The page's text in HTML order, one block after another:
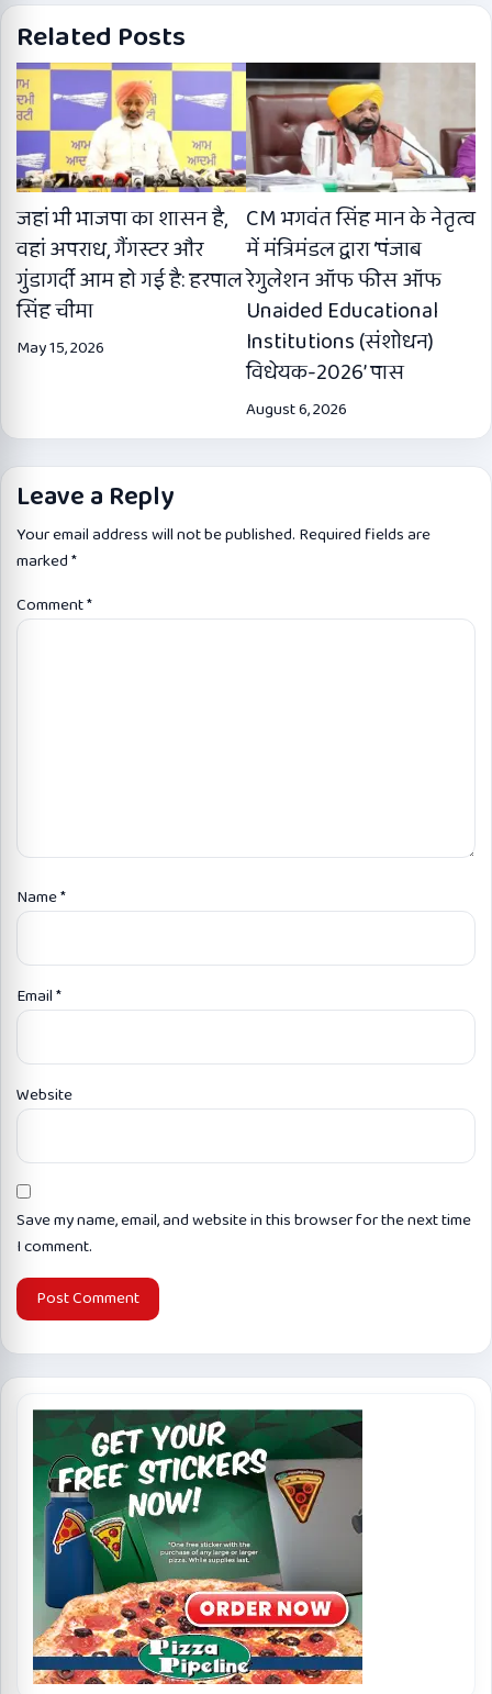
Related Posts
जहां भी भाजपा का शासन है,
वहां अपराध, गैंगस्टर और
गुंडागर्दी आम हो गई है: हरपाल
सिंह चीमा
May 15, 2026
CM भगवंत सिंह मान के नेतृत्व
में मंत्रिमंडल द्वारा ‘पंजाब
रेगुलेशन ऑफ फीस ऑफ
Unaided Educational
Institutions (संशोधन)
विधेयक-2026’ पास
August 6, 2026
Leave a Reply
Your email address will not be published. Required fields are
marked*
Comment*
Name*
Email*
Website
Save my name, email, and website in this browser for the next time
I comment.